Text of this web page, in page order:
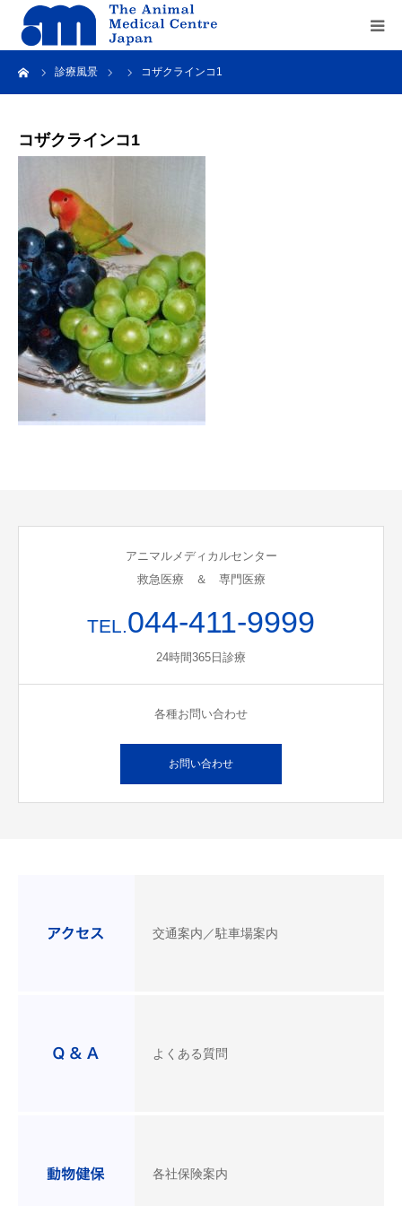
診療風景 コザクラインコ1
コザクラインコ1
アニマルメディカルセンター
救急医療 ＆ 専門医療
TEL.044-411-9999
24時間365日診療
各種お問い合わせ
お問い合わせ
交通案内／駐車場案内
よくある質問
各社保険案内
Home
recruit
contact us